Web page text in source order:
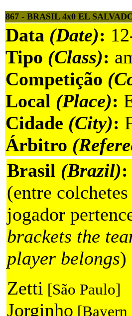
867 - BRASIL 4x0 EL
Data (Date):
Tipo (Class):
Competição
Local (Place):
Cidade (City):
Árbitro
Brasil (Brazil):
(entre
jogador
brackets the
player belongs)
Zetti [São Paulo]
Jorginho